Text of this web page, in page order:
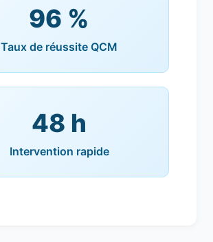
96 %
Taux de réussite QCM
48 h
Intervention rapide